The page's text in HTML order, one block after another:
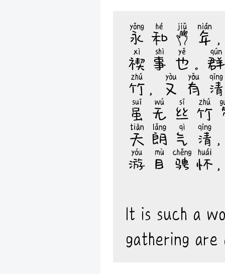
永和九年
禊事也。
竹，又有
虽无丝竹
天朗气清
游目骋怀
It is such a
gathering